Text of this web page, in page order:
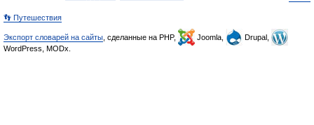
👣 Путешествия
Экспорт словарей на сайты , сделанные на PHP, Joomla,
Drupal,
WordPress, MODx.